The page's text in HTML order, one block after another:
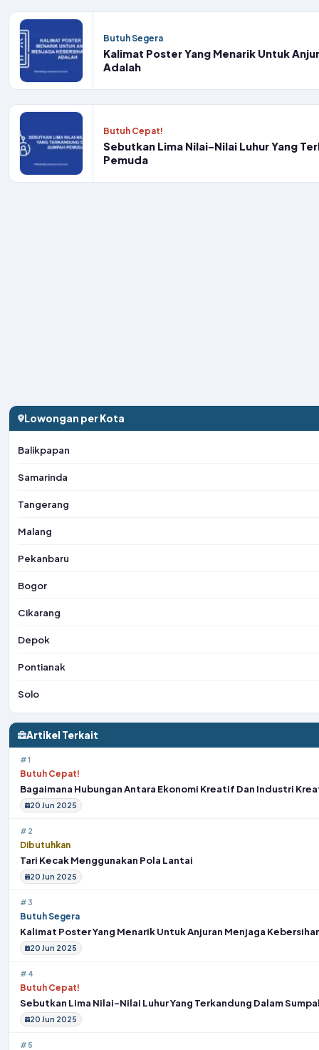
Butuh Segera
Kalimat Poster Yang Menarik Untuk
Adalah
Butuh Cepat!
Sebutkan Lima Nilai-Nilai Luhur Yang
Pemuda
Lowongan per Kota
Balikpapan
Samarinda
Tangerang
Malang
Pekanbaru
Bogor
Cikarang
Depok
Pontianak
Solo
Artikel Terkait
#1
Butuh Cepat!
Bagaimana Hubungan Antara Ekonomi Kreatif Dan Industri
20 Jun 2025
#2
Dibutuhkan
Tari Kecak Menggunakan Pola Lantai
20 Jun 2025
#3
Butuh Segera
Kalimat Poster Yang Menarik Untuk Anjuran Menjaga
20 Jun 2025
#4
Butuh Cepat!
Sebutkan Lima Nilai-Nilai Luhur Yang Terkandung Dalam
20 Jun 2025
#5